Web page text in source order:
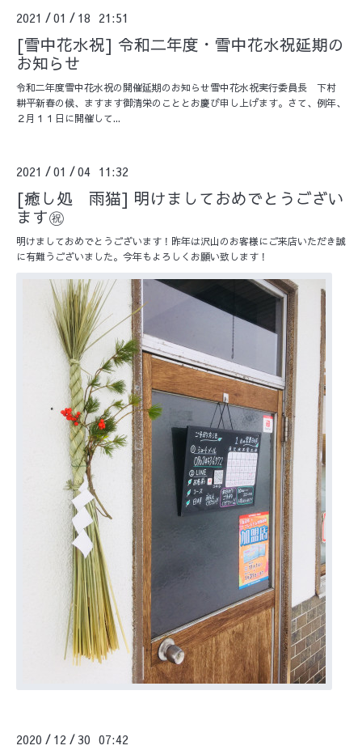
2021 /01 / 18 21:51
[雪中花水祝] 令和二年度・雪中花水祝延期の
お知らせ
令和二年度雪中花水祝の開催延期のお知らせ雪中花水祝実行委員長 下村
耕平新春の候、ますます御清栄のこととお慶び申し上げます。さて、例年、
２月１１日に開催して...
2021 /01 /04 11:32
[癒し処 雨猫] 明けましておめでとうござい
ます㊗️
明けましておめでとうございます！昨年は沢山のお客様にご来店いただき誠
に有難うございました。今年もよろしくお願い致します！
2020 / 12 /30 07:42